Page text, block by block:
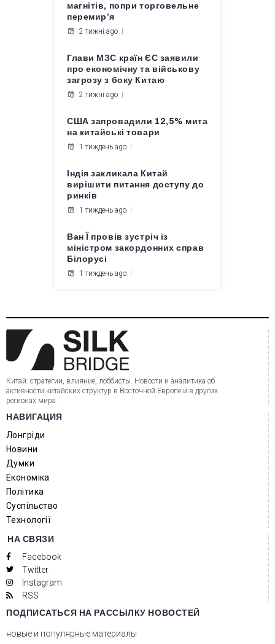
магнітів, попри торговельне
перемир’я
2 тижні ago
Глави МЗС країн ЄС заявили
про економічну та військову
загрозу з боку Китаю
2 тижні ago
США запровадили 12,5% мита
на китайські товари
1 тиждень ago
Індія закликала Китай
вирішити питання доступу до
ринків
1 тиждень ago
Ван Ї провів зустріч із
міністром закордонних справ
Білорусі
1 тиждень ago
Китай: стратегии, влияние, лоббисты. Новости и аналитика об
активности китайских структур в Восточной Европе и в других
регионах мира.
НАВИГАЦИЯ
Лонгріди
Новини
Думки
Економіка
Політика
Суспільство
Технології
НА СВЯЗИ
Facebook
Twitter
Instagram
RSS
ПОДПИСАТЬСЯ НА РАССЫЛКУ НОВОСТЕЙ
новые и популярные материалы